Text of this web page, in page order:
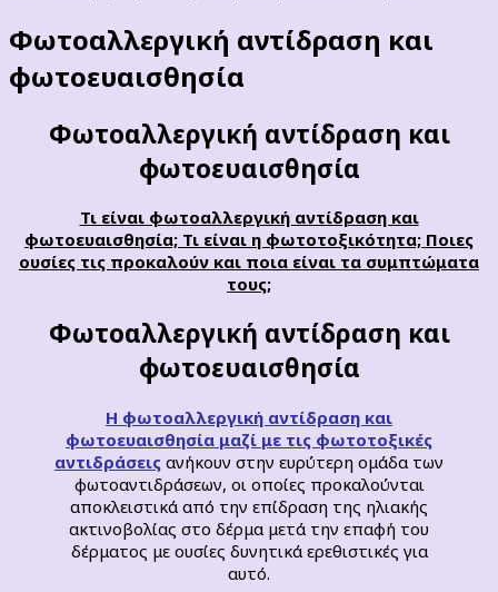
Φωτοαλλεργική αντίδραση και
φωτοευαισθησία
Φωτοαλλεργική αντίδραση και
φωτοευαισθησία
Τι είναι φωτοαλλεργική αντίδραση και
φωτοευαισθησία; Τι είναι η φωτοτοξικότητα; Ποιες
ουσίες τις προκαλούν και ποια είναι τα συμπτώματα
τους;
Φωτοαλλεργική αντίδραση και
φωτοευαισθησία
H φωτοαλλεργική αντίδραση και
φωτοευαισθησία μαζί με τις φωτοτοξικές
αντιδράσεις ανήκουν στην ευρύτερη ομάδα των
φωτοαντιδράσεων, οι οποίες προκαλούνται
αποκλειστικά από την επίδραση της ηλιακής
ακτινοβολίας στο δέρμα μετά την επαφή του
δέρματος με ουσίες δυνητικά ερεθιστικές για
αυτό.